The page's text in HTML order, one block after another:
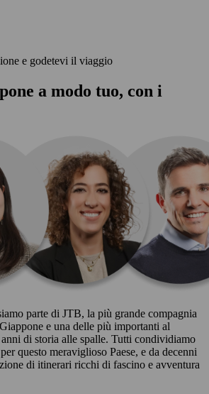
e godetevi il viaggio
a modo tuo, con i
parte di JTB, la più grande compagnia
e una delle più importanti al
di storia alle spalle. Tutti condividiamo
questo meraviglioso Paese, e da decenni
di itinerari ricchi di fascino e avventura